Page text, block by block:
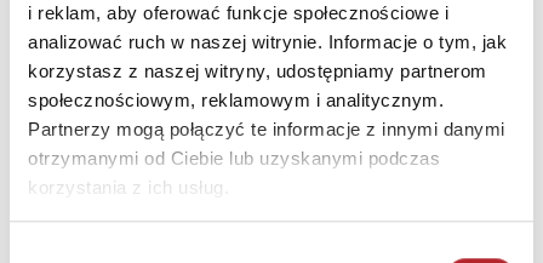
i reklam, aby oferować funkcje społecznościowe i
analizować ruch w naszej witrynie. Informacje o tym, jak
korzystasz z naszej witryny, udostępniamy partnerom
społecznościowym, reklamowym i analitycznym.
Partnerzy mogą połączyć te informacje z innymi danymi
otrzymanymi od Ciebie lub uzyskanymi podczas
korzystania z ich usług.
Nazwa
G3 SPÓŁKA Z
OGRANICZONĄ
ODPOWIEDZIALNOŚCIĄ
SPÓŁKA KOMANDYTOWA
Ulica
ul. Spółdzielców 18A